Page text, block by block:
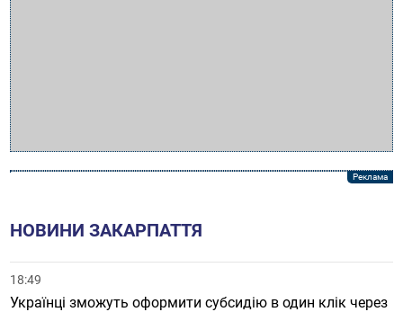
НОВИНИ ЗАКАРПАТТЯ
18:49
Українці зможуть оформити субсидію в один клік через